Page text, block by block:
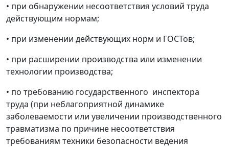
• при обнаружении несоответствия условий труда
действующим нормам;
• при изменении действующих норм и ГОСТов;
• при расширении производства или изменении
технологии производства;
• по требованию государственного инспектора
труда (при неблагоприятной динамике
заболеваемости или увеличении производственного
травматизма по причине несоответствия
требованиям техники безопасности ведения